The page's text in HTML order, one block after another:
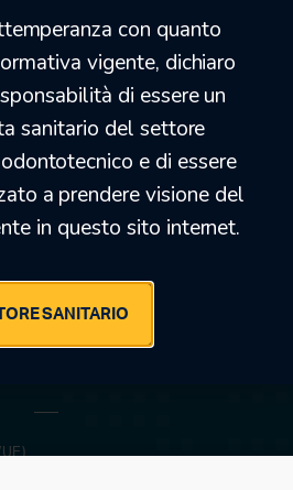
SAN MARCO SRL
CLIENTI
con quanto
vigente, dichiaro
di essere un
sanitario del settore
e di essere
a prendere visione del
in questo sito internet.
SANITARIO